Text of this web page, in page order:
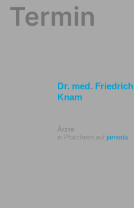
Termin
Dr. med. Friedrich
Knam
Ärzte
in Pforzheim auf jameda